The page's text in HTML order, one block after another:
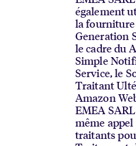
également
la
Generation
le cadre du
Simple
Service, le
Traitant
Amazon
EMEA
même appel
traitants